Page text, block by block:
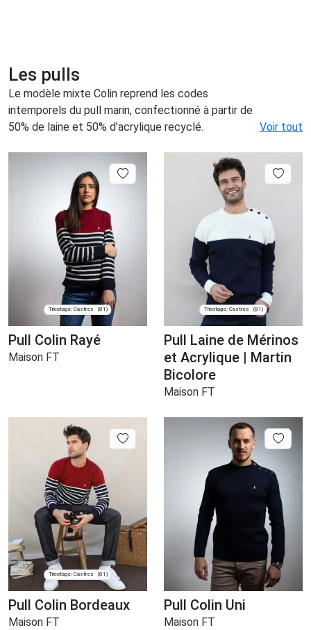
Les pulls
Le modèle mixte Colin reprend les codes
intemporels du pull marin, confectionné à partir de
50% de laine et 50% d'acrylique recyclé.
Voir tout
Tricotage: Castres (81)
Pull Colin Rayé
Maison FT
Tricotage: Castres (81)
Pull Laine de Mérinos
et Acrylique | Martin
Bicolore
Maison FT
Tricotage: Castres (81)
Pull Colin Bordeaux
Maison FT
Pull Colin Uni
Maison FT